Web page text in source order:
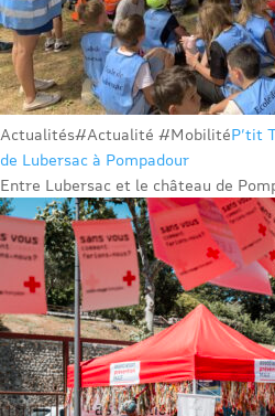
Actualités#Actualité #MobilitéP’tit
de Lubersac à Pompadour
Entre Lubersac et le château de